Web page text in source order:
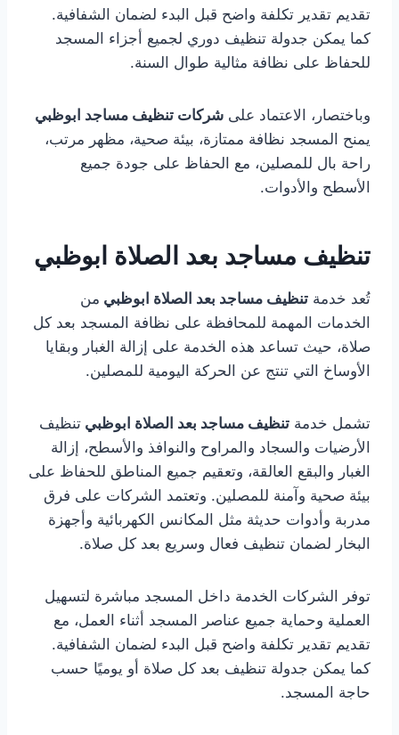
تقديم تقدير تكلفة واضح قبل البدء لضمان الشفافية.
كما يمكن جدولة تنظيف دوري لجميع أجزاء المسجد
للحفاظ على نظافة مثالية طوال السنة.
وباختصار، الاعتماد على شركات تنظيف مساجد ابوظبي
يمنح المسجد نظافة ممتازة، بيئة صحية، مظهر مرتب،
راحة بال للمصلين، مع الحفاظ على جودة جميع
الأسطح والأدوات.
تنظيف مساجد بعد الصلاة ابوظبي
تُعد خدمة تنظيف مساجد بعد الصلاة ابوظبي من
الخدمات المهمة للمحافظة على نظافة المسجد بعد كل
صلاة، حيث تساعد هذه الخدمة على إزالة الغبار وبقايا
الأوساخ التي تنتج عن الحركة اليومية للمصلين.
تشمل خدمة تنظيف مساجد بعد الصلاة ابوظبي تنظيف
الأرضيات والسجاد والمراوح والنوافذ والأسطح، إزالة
الغبار والبقع العالقة، وتعقيم جميع المناطق للحفاظ على
بيئة صحية وآمنة للمصلين. وتعتمد الشركات على فرق
مدربة وأدوات حديثة مثل المكانس الكهربائية وأجهزة
البخار لضمان تنظيف فعال وسريع بعد كل صلاة.
توفر الشركات الخدمة داخل المسجد مباشرة لتسهيل
العملية وحماية جميع عناصر المسجد أثناء العمل، مع
تقديم تقدير تكلفة واضح قبل البدء لضمان الشفافية.
كما يمكن جدولة تنظيف بعد كل صلاة أو يوميًا حسب
حاجة المسجد.